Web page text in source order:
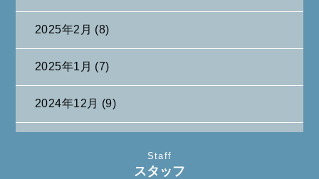
2025年2月 (8)
2025年1月 (7)
2024年12月 (9)
Staff
スタッフ